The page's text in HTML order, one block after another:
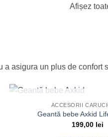
Afișez
asigura un plus de confort
STOC
ACCESORII
Geantă bebe Axkid
199,00 lei